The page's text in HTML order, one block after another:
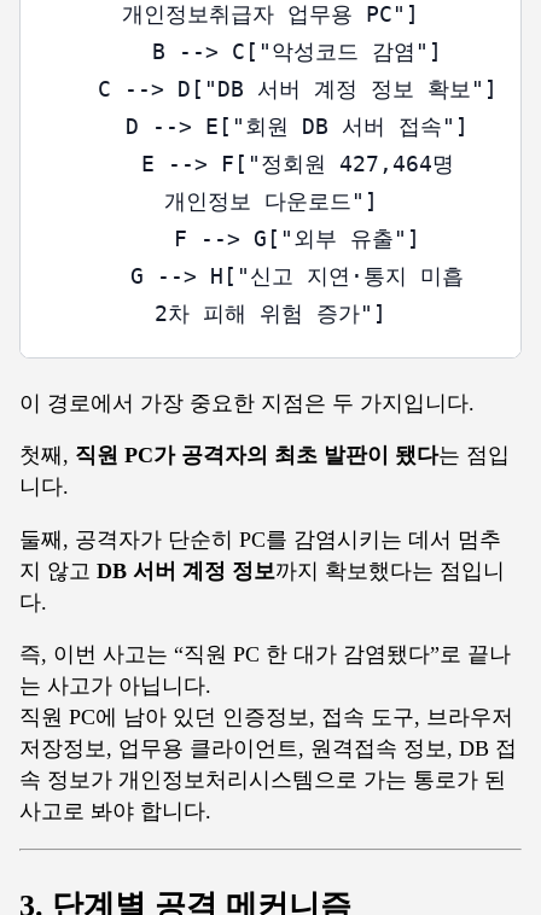
개인정보취급자 업무용 PC"]
    B --> C["악성코드 감염"]
    C --> D["DB 서버 계정 정보 확보"]
    D --> E["회원 DB 서버 접속"]
    E --> F["정회원 427,464명
개인정보 다운로드"]
    F --> G["외부 유출"]
    G --> H["신고 지연·통지 미흡
이 경로에서 가장 중요한 지점은 두 가지입니다.
첫째, 직원 PC가 공격자의 최초 발판이 됐다는 점입
니다.
둘째, 공격자가 단순히 PC를 감염시키는 데서 멈추
지 않고 DB 서버 계정 정보까지 확보했다는 점입니
다.
즉, 이번 사고는 “직원 PC 한 대가 감염됐다”로 끝나
는 사고가 아닙니다.
직원 PC에 남아 있던 인증정보, 접속 도구, 브라우저
저장정보, 업무용 클라이언트, 원격접속 정보, DB 접
속 정보가 개인정보처리시스템으로 가는 통로가 된
사고로 봐야 합니다.
3. 단계별 공격 메커니즘